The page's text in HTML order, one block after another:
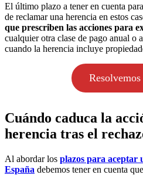
El último plazo a tener en cuenta
de reclamar una herencia en estos
que prescriben las acciones para
cualquier otra clase de pago anual o
cuando la herencia incluye
Cuándo caduca la
herencia tras el
Al abordar los plazos para aceptar
España debemos tener en cuenta